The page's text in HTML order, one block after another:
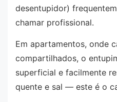
desentupidor)
chamar profissional.
Em apartamentos, onde
compartilhados, o
superficial e facilmente
quente e sal — este é o